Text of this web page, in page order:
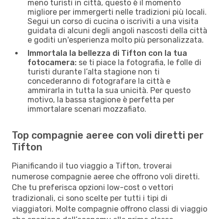
meno turisti in città, questo è il momento
migliore per immergerti nelle tradizioni più locali.
Segui un corso di cucina o iscriviti a una visita
guidata di alcuni degli angoli nascosti della città
e goditi un'esperienza molto più personalizzata.
Immortala la bellezza di Tifton con la tua
fotocamera: se ti piace la fotografia, le folle di
turisti durante l’alta stagione non ti
concederanno di fotografare la città e
ammirarla in tutta la sua unicità. Per questo
motivo, la bassa stagione è perfetta per
immortalare scenari mozzafiato.
Top compagnie aeree con voli diretti per
Tifton
Pianificando il tuo viaggio a Tifton, troverai
numerose compagnie aeree che offrono voli diretti.
Che tu preferisca opzioni low-cost o vettori
tradizionali, ci sono scelte per tutti i tipi di
viaggiatori. Molte compagnie offrono classi di viaggio